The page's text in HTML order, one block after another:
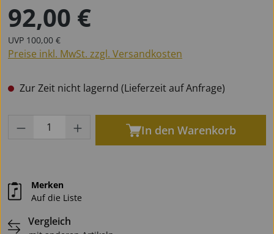
Regulärer Preis:
92,00 €
UVP Regulärer Preis:
100,00 €
Preise inkl. MwSt. zzgl. Versandkosten
Zur Zeit nicht lagernd (Lieferzeit auf Anfrage)
Produkt Anzahl: Gib den gewünschten
In den Warenkorb
Merken
Auf die Liste
Vergleich